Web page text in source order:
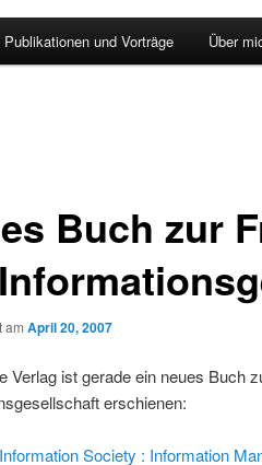
Publikationen und Vorträge Über
Buch zur
am April 20, 2007
Verlag ist gerade ein neues Buch
erschienen:
Society : Information